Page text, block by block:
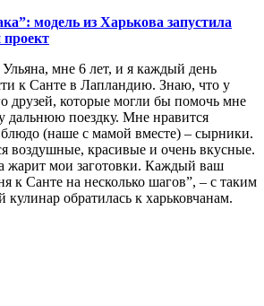
модель из Харькова запустила
проект
мне 6 лет, и я каждый день
к Санте в Лапландию. Знаю, что у
друзей, которые могли бы помочь мне
дальнюю поездку. Мне нравится
блюдо (наше с мамой вместе) – сырники.
воздушные, красивые и очень вкусные.
жарит мои заготовки. Каждый ваш
к Санте на несколько шагов”, – с таким
обратилась к харьковчанам.